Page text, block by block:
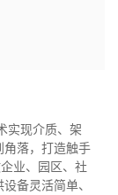
实现介质、架
角落，打造触手
业、园区、社
备灵活简单、